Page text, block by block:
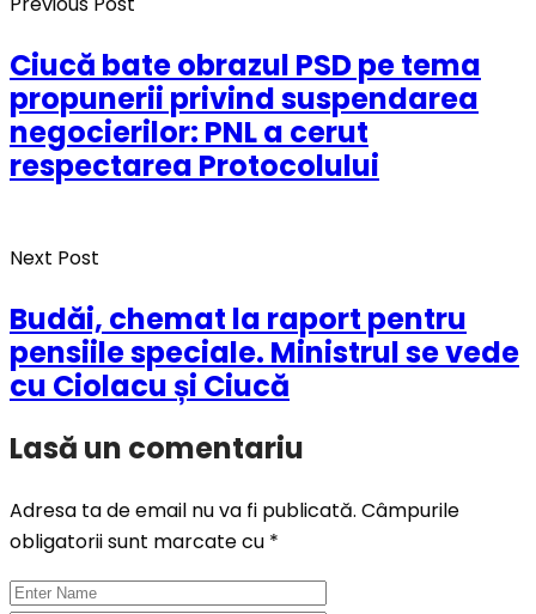
Ciucă bate obrazul PSD pe tema
propunerii privind suspendarea
negocierilor: PNL a cerut
respectarea Protocolului
Next Post
Budăi, chemat la raport pentru
pensiile speciale. Ministrul se vede
cu Ciolacu și Ciucă
Lasă un comentariu
Adresa ta de email nu va fi publicată. Câmpurile
obligatorii sunt marcate cu *